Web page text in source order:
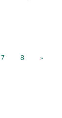
7 8 »